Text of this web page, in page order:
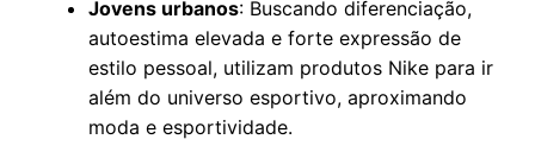
Jovens urbanos: Buscando diferenciação,
autoestima elevada e forte expressão de
estilo pessoal, utilizam produtos Nike para ir
além do universo esportivo, aproximando
moda e esportividade.